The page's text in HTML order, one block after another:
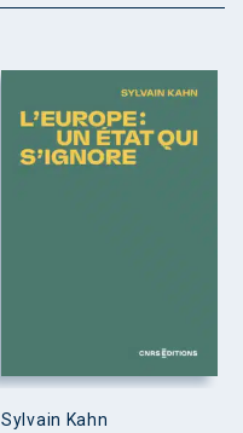
Sylvain Kahn